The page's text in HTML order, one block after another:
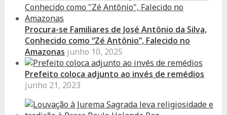
Procura-se Familiares de José Antônio da Silva,
Conhecido como “Zé Antônio”, Falecido no
Amazonas junho 10, 2025
Prefeito coloca adjunto ao invés de remédios
junho 21, 2023